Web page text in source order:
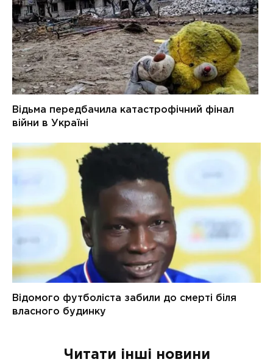
Читати інші новини